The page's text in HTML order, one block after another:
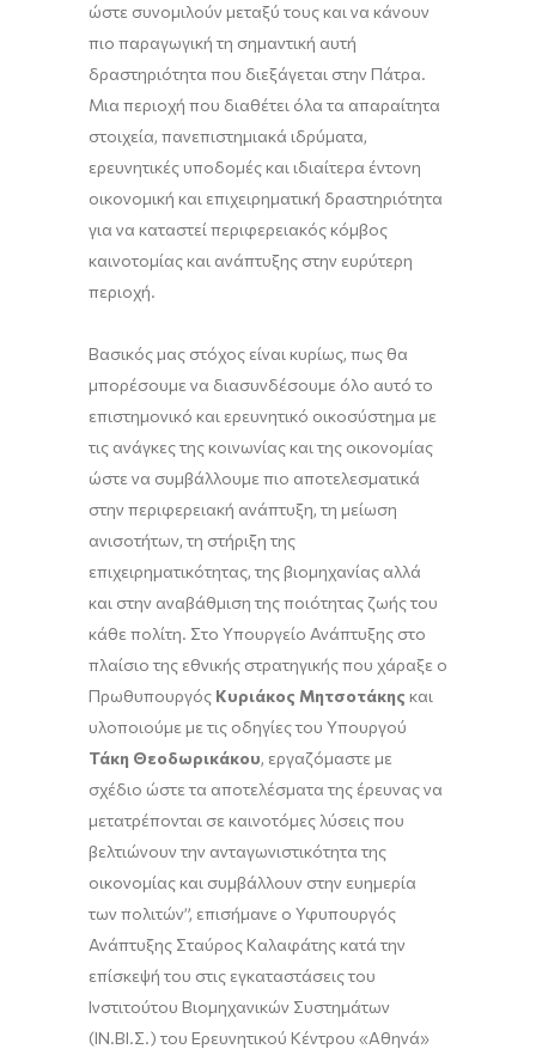
ώστε συνομιλούν μεταξύ τους και να κάνουν
πιο παραγωγική τη σημαντική αυτή
δραστηριότητα που διεξάγεται στην Πάτρα.
Μια περιοχή που διαθέτει όλα τα απαραίτητα
στοιχεία, πανεπιστημιακά ιδρύματα,
ερευνητικές υποδομές και ιδιαίτερα έντονη
οικονομική και επιχειρηματική δραστηριότητα
για να καταστεί περιφερειακός κόμβος
καινοτομίας και ανάπτυξης στην ευρύτερη
περιοχή.
Βασικός μας στόχος είναι κυρίως, πως θα
μπορέσουμε να διασυνδέσουμε όλο αυτό το
επιστημονικό και ερευνητικό οικοσύστημα με
τις ανάγκες της κοινωνίας και της οικονομίας
ώστε να συμβάλλουμε πιο αποτελεσματικά
στην περιφερειακή ανάπτυξη, τη μείωση
ανισοτήτων, τη στήριξη της
επιχειρηματικότητας, της βιομηχανίας αλλά
και στην αναβάθμιση της ποιότητας ζωής του
κάθε πολίτη. Στο Υπουργείο Ανάπτυξης στο
πλαίσιο της εθνικής στρατηγικής που χάραξε ο
Πρωθυπουργός Κυριάκος Μητσοτάκης και
υλοποιούμε με τις οδηγίες του Υπουργού
Τάκη Θεοδωρικάκου, εργαζόμαστε με
σχέδιο ώστε τα αποτελέσματα της έρευνας να
μετατρέπονται σε καινοτόμες λύσεις που
βελτιώνουν την ανταγωνιστικότητα της
οικονομίας και συμβάλλουν στην ευημερία
των πολιτών”, επισήμανε ο Υφυπουργός
Ανάπτυξης Σταύρος Καλαφάτης κατά την
επίσκεψή του στις εγκαταστάσεις του
Ινστιτούτου Βιομηχανικών Συστημάτων
(ΙΝ.ΒΙ.Σ.) του Ερευνητικού Κέντρου «Αθηνά»